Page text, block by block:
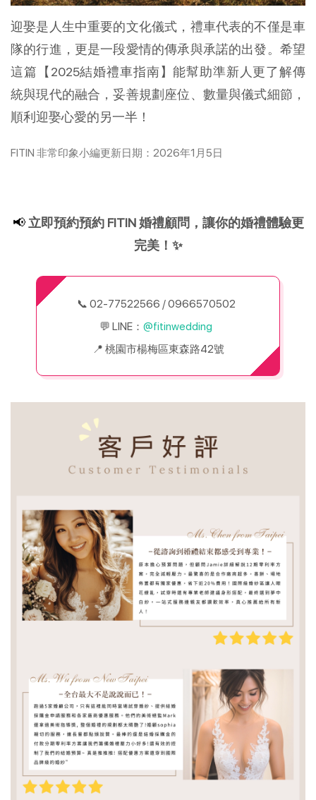
迎娶是人生中重要的文化儀式，禮車代表的不僅是車
隊的行進，更是一段愛情的傳承與承諾的出發。希望
這篇【2025結婚禮車指南】能幫助準新人更了解傳
統與現代的融合，妥善規劃座位、數量與儀式細節，
順利迎娶心愛的另一半！
FITIN 非常印象小編更新日期 ：2026年1月5日
📢 立即預約預約 FITIN 婚禮顧問，讓你的婚禮體驗更
完美！✨
📞 02-77522566 / 0966570502
💬 LINE： @fitinwedding
📍 桃園市楊梅區東森路42號